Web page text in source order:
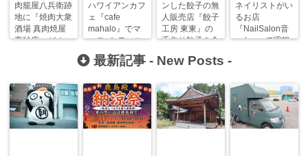
肉籠屋八兵衛跡
地に『焼肉大衆
酒場 真肉焼屋
高砂店』がオー
ハワイアンカフ
ェ『cafe
mahalo』でマ
ハロ~なモーニ
ング！【高砂モ
ーニングまに
ンした餃子の無
人販売店『餃子
工房 東東』の
手作り餃子を食
ネイリストがい
るお店
『NailSalon音
~oto~』で理想
最新記事 - New Posts -